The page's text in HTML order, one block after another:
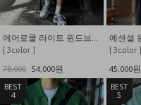
에어로쿨 라이트 윈드브레이커 셋업
[ 3color ]
78,000 54,000원
[ 3color ]
45,000원
4 5